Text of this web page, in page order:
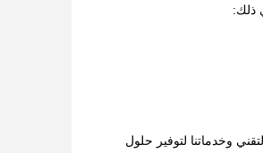
ذلك:
وخدماتنا لتوفير حلول